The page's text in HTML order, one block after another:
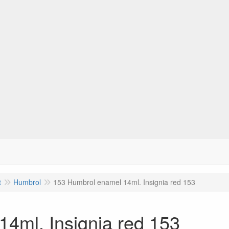
Humbrol 153 Humbrol enamel 14ml. Insignia red 153
Insignia red 153